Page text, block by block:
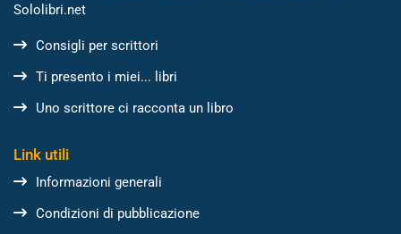
Sololibri.net
Consigli per scrittori
Ti presento i miei... libri
Uno scrittore ci racconta un libro
Link utili
Informazioni generali
Condizioni di pubblicazione